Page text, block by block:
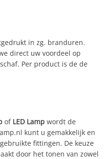
in zg. branduren.
direct uw voordeel op
Per product is de de
of LED Lamp wordt de
kunt u gemakkelijk en
fittingen. De keuze
door het tonen van zowel